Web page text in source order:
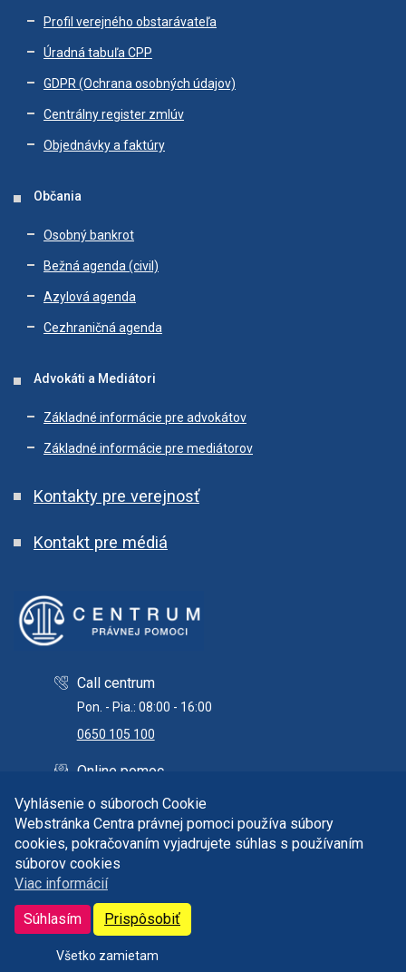
Vyhlásenie o súboroch Cookie
Webstránka Centra právnej pomoci používa súbory
cookies, pokračovaním vyjadrujete súhlas s používaním
súborov cookies
Viac informácií
Súhlasím Prispôsobiť
Všetko zamietam
Profil verejného obstarávateľa
Úradná tabuľa CPP
GDPR (Ochrana osobných údajov)
Centrálny register zmlúv
Objednávky a faktúry
Občania
Osobný bankrot
Bežná agenda (civil)
Azylová agenda
Cezhraničná agenda
Advokáti a Mediátori
Základné informácie pre advokátov
Základné informácie pre mediátorov
Kontakty pre verejnosť
Kontakt pre médiá
Call centrum
Pon. - Pia.: 08:00 - 16:00
0650 105 100
Online pomoc
info@centrumpravnejpomoci.sk
Copyright © 2026 Centrum právnej pomoci. Všetky práva
vyhradené.
Správca obsahu a technický prevádzkovateľ:
it@centrumpravnejpomoci.sk